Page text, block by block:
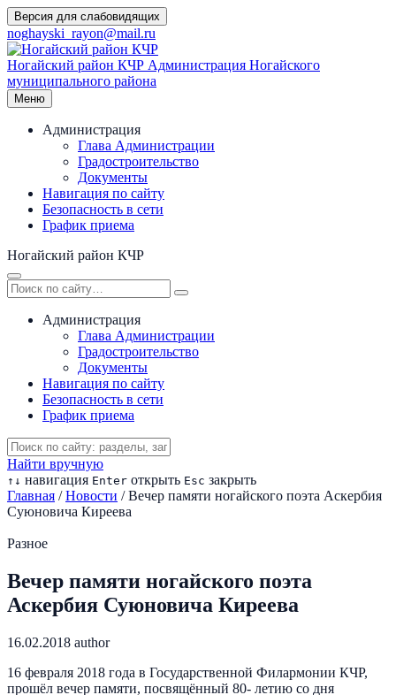
Перейти
к
содержимому
Версия для слабовидящих
noghayski_rayon@mail.ru
Ногайский район КЧР Администрация Ногайского
муниципального района
Меню
Администрация
Глава Администрации
Градостроительство
Документы
Навигация по сайту
Безопасность в сети
График приема
Ногайский район КЧР
Администрация
Глава Администрации
Градостроительство
Документы
Навигация по сайту
Безопасность в сети
График приема
Найти вручную
↑ ↓ навигация Enter открыть Esc закрыть
Главная / Новости / Вечер памяти ногайского поэта Аскербия
Суюновича Киреева
Разное
Вечер памяти ногайского поэта
Аскербия Суюновича Киреева
16.02.2018 author
16 февраля 2018 года в Государственной Филармонии КЧР,
прошёл вечер памяти, посвящённый 80- летию со дня